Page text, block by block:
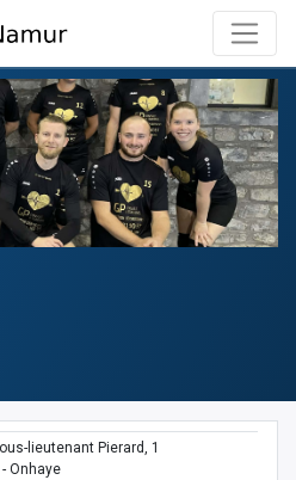
lieutenant Pierard, 1
Onhaye